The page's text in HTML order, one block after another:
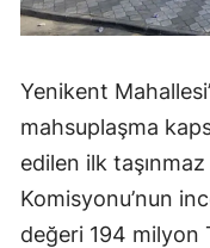
Yenikent
mahsuplaşma
edilen ilk
Komisyonu’nun
değeri 194 milyon